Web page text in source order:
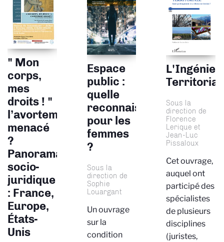
" Mon
corps,
mes
droits ! "
l’avortement
menacé
?
Panorama
socio-
juridique
: France,
Europe,
États-
Unis
Espace
public :
quelle
reconnaissance
pour les
femmes
?
Sous la
direction de
Sophie
Louargant
Un ouvrage
sur la
condition
Sous la
direction de
Florence
Lerique et
Jean-Luc
Pissaloux
Cet ouvrage,
auquel ont
participé des
spécialistes
de plusieurs
disciplines
(juristes,